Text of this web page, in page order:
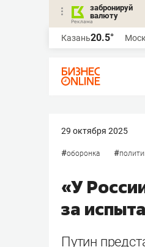
забронируй
валюту
Казань20.5°
29 октября 2025
#оборонка #
«У
за
Путин